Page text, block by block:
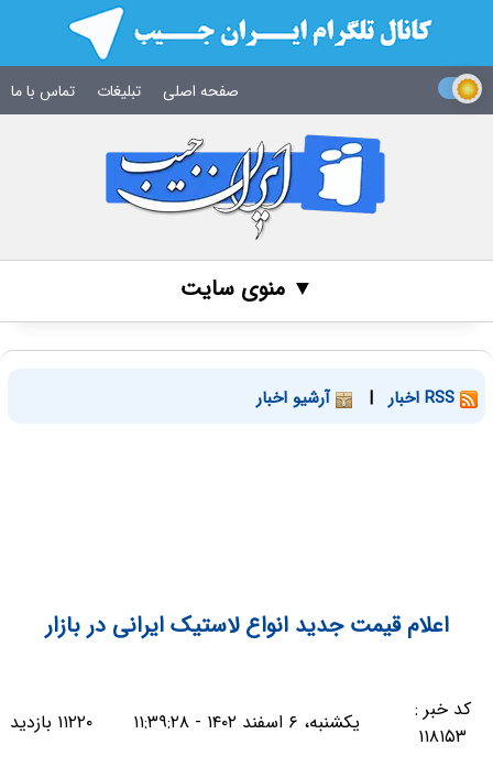
صفحه اصلی تبلیغات تماس با ما
▼ منوی سایت
| آرشیو اخبار
اعلام قیمت جدید انواع لاستیک ایرانی در بازار
کد خبر :
۱۱۸۱۵۳
یکشنبه، ۶ اسفند ۱۴۰۲ - ۱۱:۳۹:۲۸ ۱۱۲۲۰ بازدید